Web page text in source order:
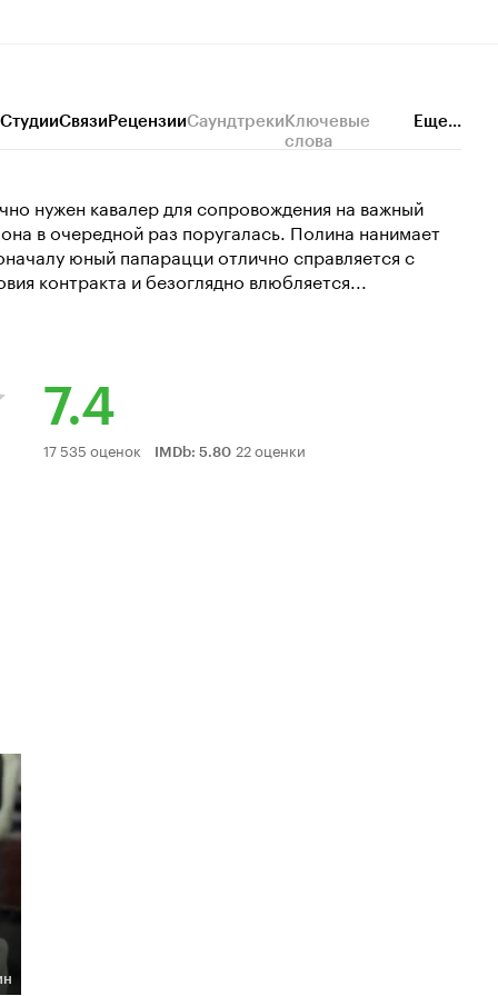
СтудииСвязиРецензииСаундтрекиКлючевые
слова
Еще...
нужен кавалер для сопровождения на важный
в очередной раз поругалась. Полина нанимает
юный папарацци отлично справляется с
контракта и безоглядно влюбляется...
7.4
Рейтинг
17 535 оценок IMDb: 5.80 22 оценки